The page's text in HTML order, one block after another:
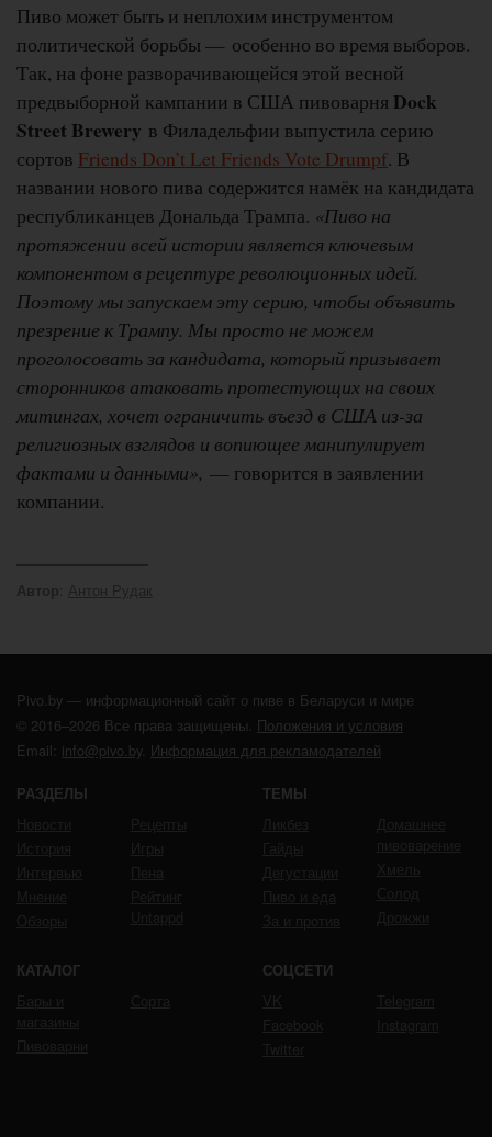
Пиво может быть и неплохим инструментом
политической борьбы — особенно во время выборов.
Так, на фоне разворачивающейся этой весной
предвыборной кампании в США пивоварня Dock
Street Brewery в Филадельфии выпустила серию
сортов Friends Don’t Let Friends Vote Drumpf. В
названии нового пива содержится намёк на кандидата
республиканцев Дональда Трампа. «Пиво на
протяжении всей истории является ключевым
компонентом в рецептуре революционных идей.
Поэтому мы запускаем эту серию, чтобы объявить
презрение к Трампу. Мы просто не можем
проголосовать за кандидата, который призывает
сторонников атаковать протестующих на своих
митингах, хочет ограничить въезд в США из-за
религиозных взглядов и вопиющее манипулирует
фактами и данными», — говорится в заявлении
компании.
Автор Антон Рудак
Pivo.by — информационный сайт о пиве в Беларуси и мире
© 2016–2026 Все права защищены. Положения и условия
Email: info@pivo.by. Информация для рекламодателей
РАЗДЕЛЫ ТЕМЫ
КАТАЛОГ СОЦСЕТИ